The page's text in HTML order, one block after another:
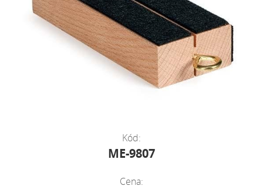
Kód:
ME-9807
Cena: